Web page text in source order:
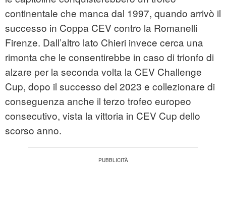
continentale che manca dal 1997, quando arrivò il
successo in Coppa CEV contro la Romanelli
Firenze. Dall’altro lato Chieri invece cerca una
rimonta che le consentirebbe in caso di trionfo di
alzare per la seconda volta la CEV Challenge
Cup, dopo il successo del 2023 e collezionare di
conseguenza anche il terzo trofeo europeo
consecutivo, vista la vittoria in CEV Cup dello
scorso anno.